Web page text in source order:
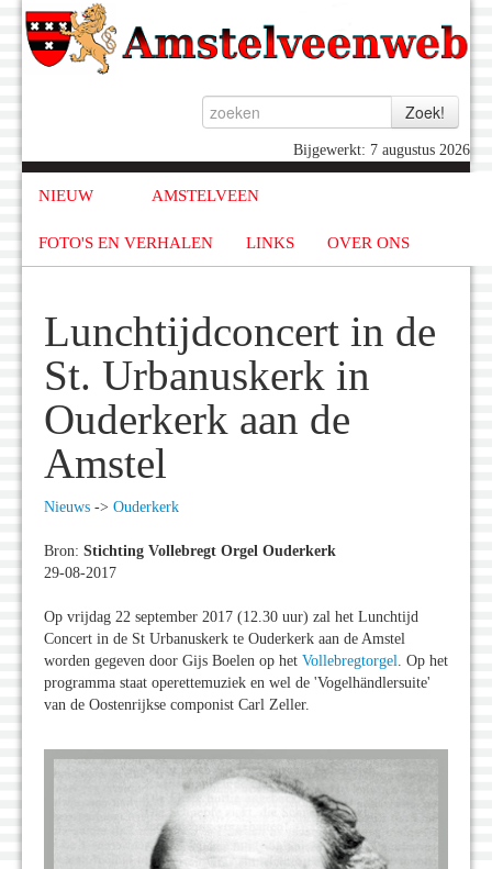
Bijgewerkt: 7 augustus 2026
NIEUW AMSTELVEEN
FOTO'S EN VERHALEN LINKS OVER ONS
Lunchtijdconcert in de
St. Urbanuskerk in
Ouderkerk aan de
Amstel
Nieuws -> Ouderkerk
Bron: Stichting Vollebregt Orgel Ouderkerk
29-08-2017
Op vrijdag 22 september 2017 (12.30 uur) zal het Lunchtijd
Concert in de St Urbanuskerk te Ouderkerk aan de Amstel
worden gegeven door Gijs Boelen op het Vollebregtorgel. Op het
programma staat operettemuziek en wel de 'Vogelhändlersuite'
van de Oostenrijkse componist Carl Zeller.